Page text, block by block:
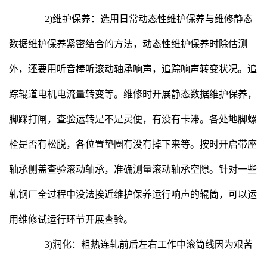
2)维护保养：选用日常动态性维护保养与维修静态
数据维护保养紧密结合的方法，动态性维护保养时除估测
外，还要用听音棒听滚动轴承响声，追踪响声转变状况。追
踪辊道电机电流量转变等。维修时开展静态数据维护保养，
脚踩打闸，查验运转是不是灵便，有没有卡滞。各处地脚螺
栓是否有松脱，各位置垫圈有没有掉下来等。按时开启带座
轴承侧盖查验滚动轴承，准确测量滚动轴承空隙。针对一些
轧钢厂全过程中没法挨近维护保养运行响声的辊筒，可以运
用维修试运行环节开展查验。
3)润化：粗热连轧前后左右工作中滚筒线因为艰苦